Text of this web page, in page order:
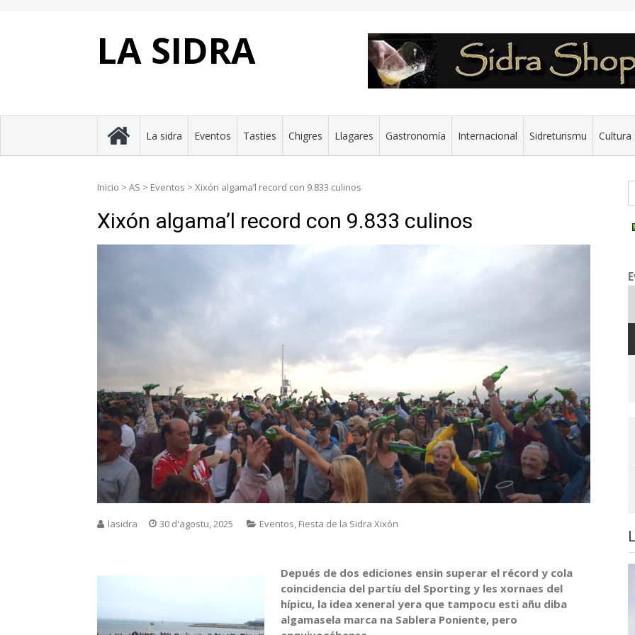
LA SIDRA
La sidra Eventos Tasties Chigres Llagares Gastronomía Internacional Sidreturismu Cultura
Inicio > AS > Eventos > Xixón algama’l record con 9.833 culinos
Xixón algama’l record con 9.833 culinos
lasidra 30 d'agostu, 2025 Eventos, Fiesta de la Sidra Xixón
Depués de dos ediciones ensin superar el récord y cola
coincidencia del partíu del Sporting y les xornaes del
hípicu, la idea xeneral yera que tampocu esti añu diba
algamasela marca na Sablera Poniente, pero